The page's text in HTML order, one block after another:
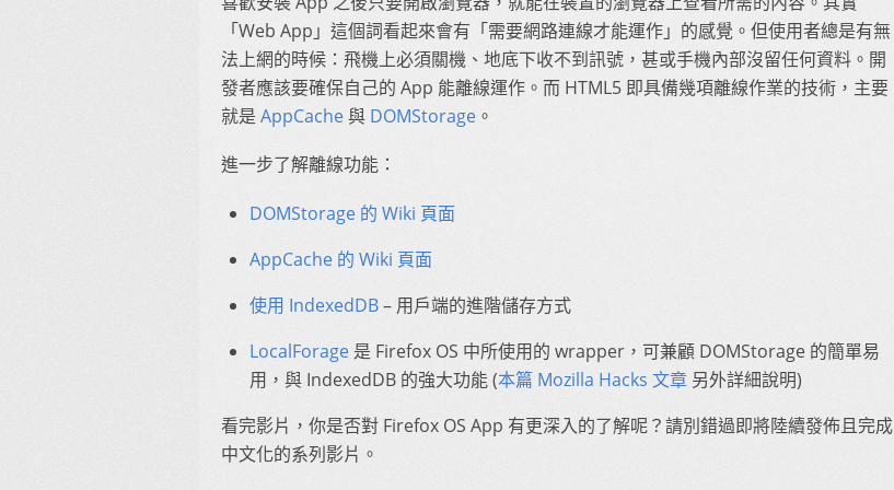
「Web App」這個詞看起來會有「需要網路連線才能運作」的感覺。但使用者總是有無
法上網的時候：飛機上必須關機、地底下收不到訊號，甚或手機內部沒留任何資料。開
發者應該要確保自己的 App 能離線運作。而 HTML5 即具備幾項離線作業的技術，主要
就是 AppCache與 DOMStorage 。
進一步了解離線功能：
DOMStorage 的 Wiki 頁面
AppCache 的 Wiki 頁面
使用 IndexedDB– 用戶端的進階儲存方式
LocalForage是 Firefox OS 中所使用的 wrapper，可兼顧 DOMStorage 的簡單易
用，與 IndexedDB 的強大功能 (本篇 Mozilla Hacks 文章另外詳細說明)
看完影片，你是否對 Firefox OS App 有更深入的了解呢？請別錯過即將陸續發佈且完成
中文化的系列影片。